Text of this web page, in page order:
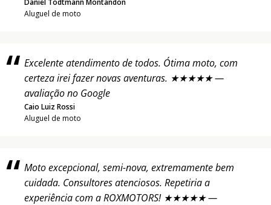
Aluguel de moto
Excelente atendimento de todos. Ótima moto, com
certeza irei fazer novas aventuras. ★★★★★ —
avaliação no Google
Caio Luiz Rossi
Aluguel de moto
Moto excepcional, semi-nova, extremamente bem
cuidada. Consultores atenciosos. Repetiria a
experiência com a ROXMOTORS! ★★★★★ —